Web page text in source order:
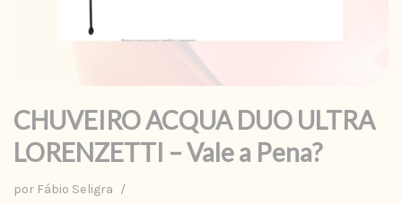
CHUVEIRO ACQUA DUO ULTRA
LORENZETTI – Vale a Pena?
por Fábio Seligra